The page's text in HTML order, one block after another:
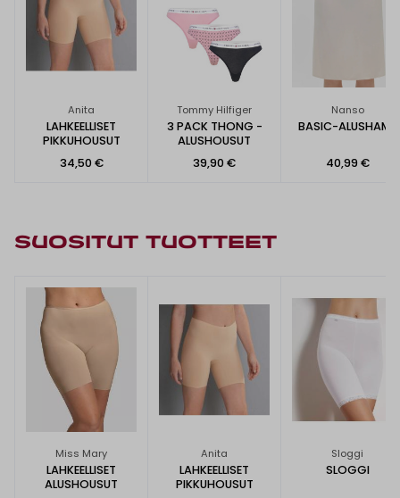
Anita
LAHKEELLISET
PIKKUHOUSUT
34,50 €
Tommy Hilfiger
3 PACK THONG -
ALUSHOUSUT
39,90 €
Nanso
BASIC-ALUSHAME
40,99 €
SUOSITUT TUOTTEET
Miss Mary
LAHKEELLISET
ALUSHOUSUT
Anita
LAHKEELLISET
PIKKUHOUSUT
Sloggi
SLOGGI